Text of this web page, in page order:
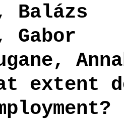
Balázs
Gabor